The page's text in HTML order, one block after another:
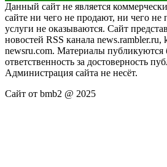
Данный сайт не является
сайте ни чего не продают, ни чего не
услуги не оказываются. Сайт
новостей RSS канала news.rambler.ru,
newsru.com. Материалы публикуются
ответственность за достоверность
Администрация сайта не несёт.
Сайт от bmb2 @ 2025